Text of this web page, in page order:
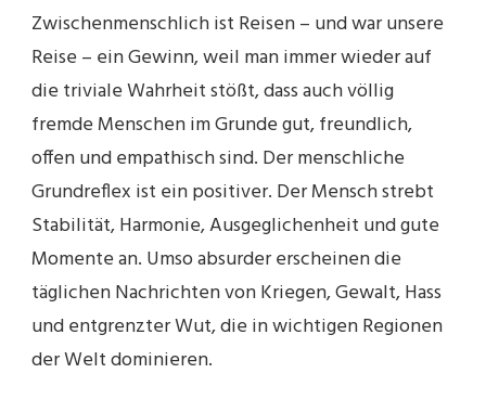
Zwischenmenschlich ist Reisen – und war unsere
Reise – ein Gewinn, weil man immer wieder auf
die triviale Wahrheit stößt, dass auch völlig
fremde Menschen im Grunde gut, freundlich,
offen und empathisch sind. Der menschliche
Grundreflex ist ein positiver. Der Mensch strebt
Stabilität, Harmonie, Ausgeglichenheit und gute
Momente an. Umso absurder erscheinen die
täglichen Nachrichten von Kriegen, Gewalt, Hass
und entgrenzter Wut, die in wichtigen Regionen
der Welt dominieren.